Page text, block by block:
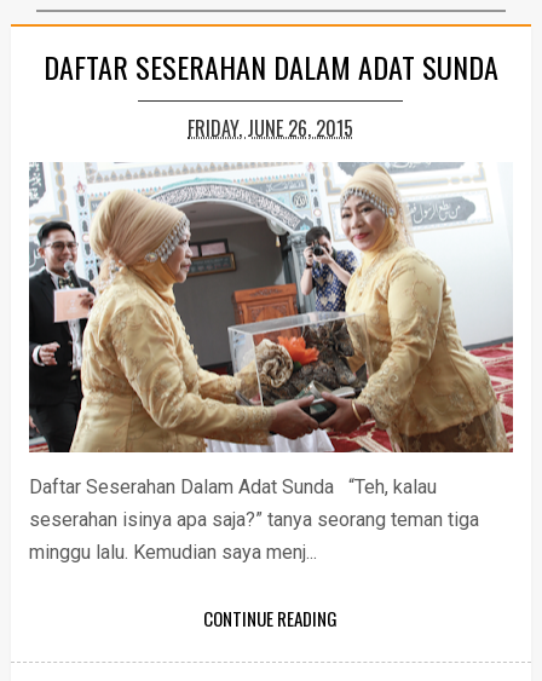
DAFTAR SESERAHAN DALAM ADAT SUNDA
FRIDAY, JUNE 26, 2015
Daftar Seserahan Dalam Adat Sunda “Teh, kalau
seserahan isinya apa saja?” tanya seorang teman tiga
minggu lalu. Kemudian saya menj...
CONTINUE READING